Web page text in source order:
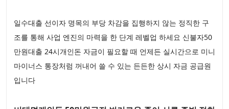
일수대출 선이자 명목의 부당 차감을 집행하지 않는 정직한 구
조를 통해 사업 엔진의 마력을 한 단계 레벨업 하세요 신불자50
만원대출 24시개인돈 자금이 필요할 때 언제든 실시간으로 미니
마이너스 통장처럼 꺼내어 쓸 수 있는 든든한 상시 자금 공급원
입니다